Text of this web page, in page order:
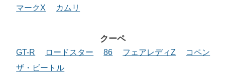
マークX
カムリ
クーペ
GT-R ロードスター 86 フェアレディZ
コペン
ザ・ビートル